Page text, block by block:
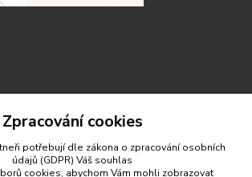
Zpracování cookies
potřebují dle zákona o zpracování osobních
údajů (GDPR) Váš souhlas
cookies, abychom Vám mohli zobrazovat